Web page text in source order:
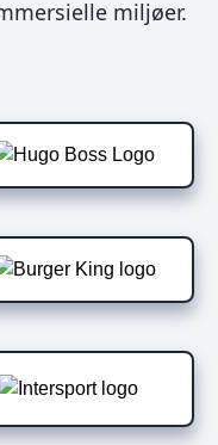
miljøer.